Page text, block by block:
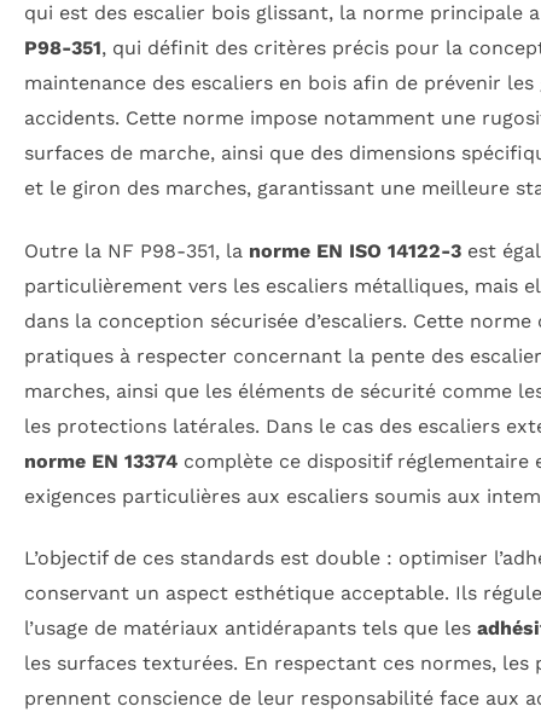
qui est des escalier bois glissant, la norme principale
P98-351, qui définit des critères précis pour la
maintenance des escaliers en bois afin de prévenir les
accidents. Cette norme impose notamment une
surfaces de marche, ainsi que des dimensions
et le giron des marches, garantissant une meilleure
Outre la NF P98-351, la norme EN ISO 14122-3 est
particulièrement vers les escaliers métalliques, mais
dans la conception sécurisée d’escaliers. Cette
pratiques à respecter concernant la pente des
marches, ainsi que les éléments de sécurité comme
les protections latérales. Dans le cas des escaliers
norme EN 13374 complète ce dispositif réglementaire
exigences particulières aux escaliers soumis aux
L’objectif de ces standards est double : optimiser
conservant un aspect esthétique acceptable. Ils
l’usage de matériaux antidérapants tels que les
les surfaces texturées. En respectant ces normes, les
prennent conscience de leur responsabilité face aux